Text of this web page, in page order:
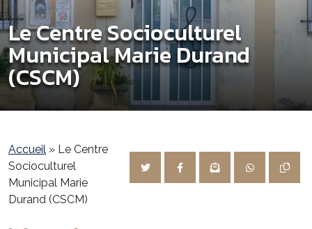
Le Centre Socioculturel
Municipal Marie Durand
(CSCM)
Accueil » Le Centre
Socioculturel
Municipal Marie
Durand (CSCM)